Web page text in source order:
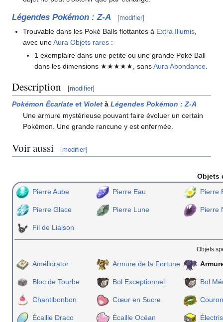
Légendes Pokémon : Z-A [modifier]
Trouvable dans les Poké Balls flottantes à Extra Illumis
avec uneAura Objets rares :
1 exemplaire dans une petite ou une grande Poké Ball
dans les dimensions ★★★★★, sansAura Abondance.
Description [modifier]
Pokémon Écarlate et Violet à Légendes Pokémon : Z-A
Une armure mystérieuse pouvant faire évoluer un certain
Pokémon. Une grande rancune y est enfermée.
Voir aussi [modifier]
Objets
Pierre Aube
Pierre Eau Pierre
Pierre Glace Pierre Lune Pierre
Fil de Liaison
Objets
Améliorator Armure de la Fortune
Bloc de Tourbe Bol Exceptionnel Bol
Chantibonbon Cœur en Sucre
Écaille Draco Écaille Océan